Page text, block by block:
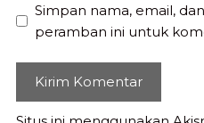
Simpan nama, email,
peramban ini untuk